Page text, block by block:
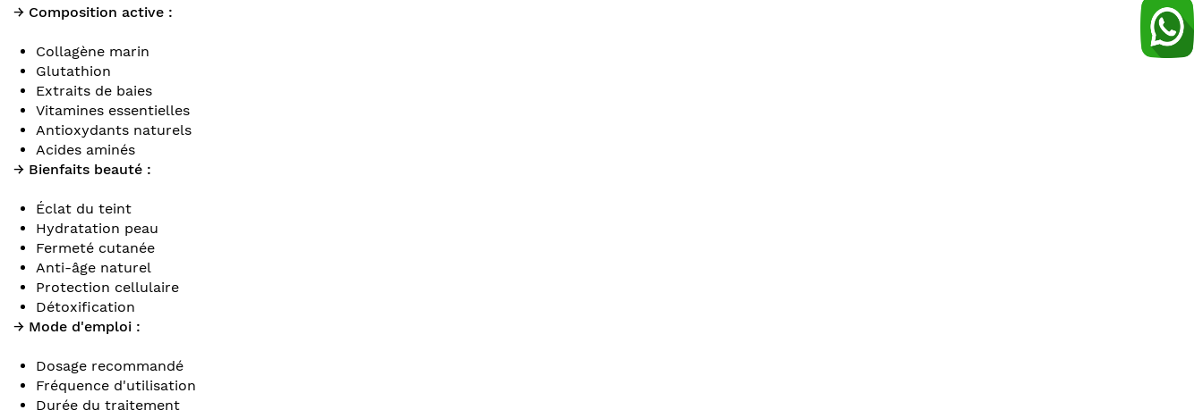
→ Composition active :
Collagène marin
Glutathion
Extraits de baies
Vitamines essentielles
Antioxydants naturels
Acides aminés
→ Bienfaits beauté :
Éclat du teint
Hydratation peau
Fermeté cutanée
Anti-âge naturel
Protection cellulaire
Détoxification
→ Mode d'emploi :
Dosage recommandé
Fréquence d'utilisation
Durée du traitement